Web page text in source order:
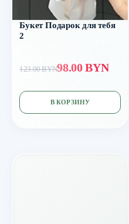
Букет Подарок для тебя
2
123.00 BYN98.00 BYN
В КОРЗИНУ